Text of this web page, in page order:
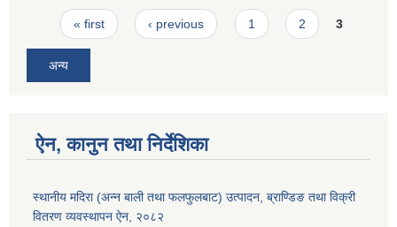
Pages
« first ‹ previous 1 2 3
अन्य
ऐन, कानुन तथा निर्देशिका
स्थानीय मदिरा (अन्न बाली तथा फलफुलबाट) उत्पादन, ब्राण्डिङ तथा विक्री
वितरण व्यवस्थापन ऐन, २०८२